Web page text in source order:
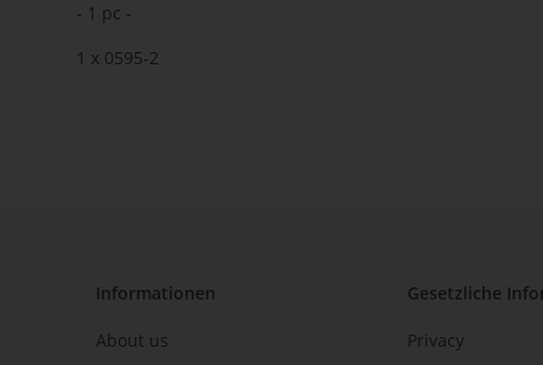
- 1 pc -
1 x 0595-2
Informationen
About us
Gesetzliche
Privacy